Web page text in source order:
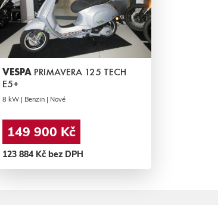
VESPA PRIMAVERA 125 TECH
E5+
8 kW | Benzin | Nové
149 900 Kč
123 884 Kč bez DPH